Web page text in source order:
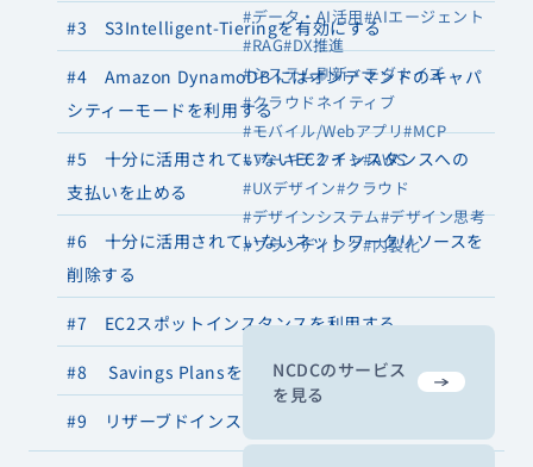
#3 S3Intelligent-Tieringを有効にする
#4 Amazon DynamoDB にはオンデマンドのキャパ
シティーモードを利用する
#5 十分に活用されていないEC2 インスタンスへの
支払いを止める
#6 十分に活用されていないネットワークリソースを
削除する
#7 EC2スポットインスタンスを利用する
#8 Savings Plansを利用する
#9 リザーブドインスタンスを利用する
#データ・AI活用#AIエージェント
#RAG#DX推進
#システム刷新・モダナイズ
#クラウドネイティブ
#モバイル/Webアプリ#MCP
#アーキテクチャ#AWS
#UXデザイン#クラウド
#デザインシステム#デザイン思考
#ブランディング#内製化
NCDCのサービス
を見る